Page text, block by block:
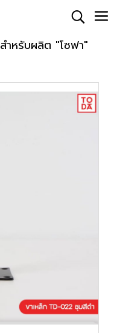
สำหรับผลิต "โซฟา"